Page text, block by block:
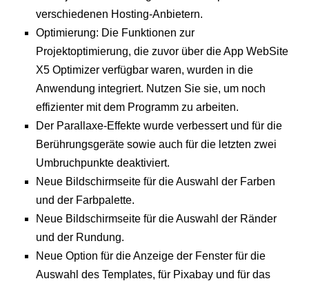
verschiedenen Hosting-Anbietern.
Optimierung: Die Funktionen zur
Projektoptimierung, die zuvor über die App WebSite
X5 Optimizer verfügbar waren, wurden in die
Anwendung integriert. Nutzen Sie sie, um noch
effizienter mit dem Programm zu arbeiten.
Der Parallaxe-Effekte wurde verbessert und für die
Berührungsgeräte sowie auch für die letzten zwei
Umbruchpunkte deaktiviert.
Neue Bildschirmseite für die Auswahl der Farben
und der Farbpalette.
Neue Bildschirmseite für die Auswahl der Ränder
und der Rundung.
Neue Option für die Anzeige der Fenster für die
Auswahl des Templates, für Pixabay und für das